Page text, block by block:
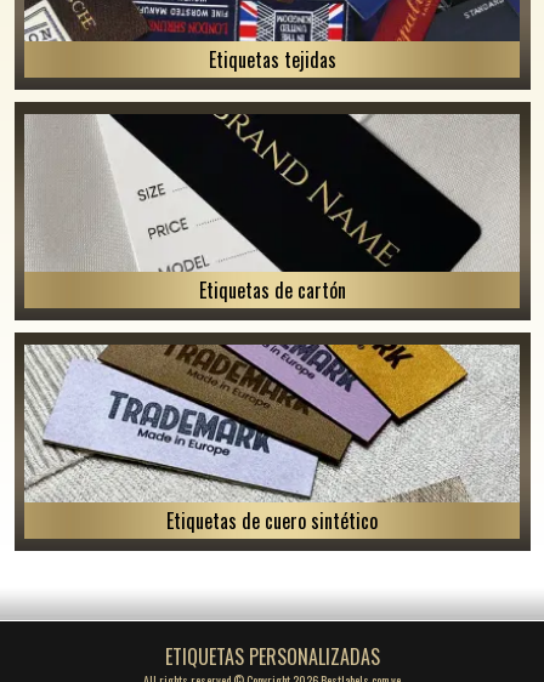
Etiquetas tejidas
Etiquetas de cartón
Etiquetas de cuero sintético
ETIQUETAS PERSONALIZADAS